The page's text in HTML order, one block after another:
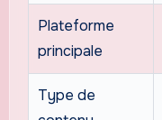
Plateforme
principale
Type de